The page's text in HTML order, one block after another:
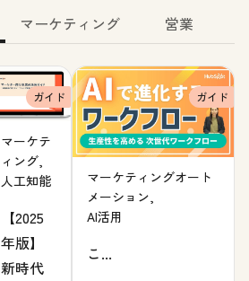
マーケティング 営業
ガイド
マーケテ
ィング,
人工知能
【2025
年版】
新時代
ガイド
マーケティングオート
メーション,
AI活用
こ...